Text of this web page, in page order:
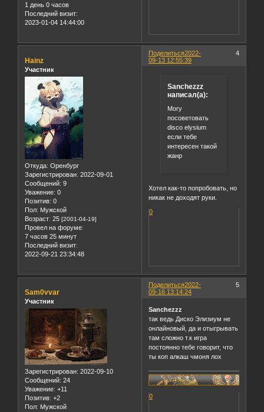
1 день 0 часов
Последний визит:
2023-01-04 14:44:00
Поделиться 4
2022-
09-13 12:55:39
Hainz
Участник
Откуда: Оренбург
Зарегистрирован: 2022-09-01
Сообщений: 9
Уважение: 0
Позитив: 0
Пол: Мужской
Возраст: 25 [2001-04-19]
Провел на форуме:
7 часов 25 минут
Последний визит:
2022-09-21 23:34:48
Sanchezzz
написал(а):
Могу
посоветовать
disco elysium
если тебе
интересен такой
жанр
Хотел как-то попробовать, но
никак не доходят руки.
0
Поделиться 5
2022-
09-16 13:14:24
Sam0vvar
Участник
Зарегистрирован: 2022-09-10
Сообщений: 24
Уважение: +11
Позитив: +2
Пол: Мужской
Sanchezzz
так ведь Диско Элизиум не
онлайновый, да и отыгрывать
там сложно т.к игра
постоянно тебе говорит, что
ты коп алкаш чмоня лох
0